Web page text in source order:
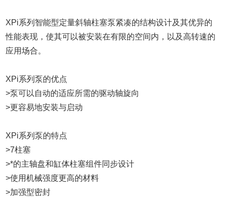
XPi系列智能型定量斜轴柱塞泵紧凑的结构设计及其优异的
性能表现，使其可以被安装在有限的空间内，以及高转速的
应用场合。
XPi系列泵的优点
>泵可以自动的适应所需的驱动轴旋向
>更容易地安装与启动
XPi系列泵的特点
>7柱塞
>*的主轴盘和缸体柱塞组件同步设计
>使用机械强度更高的材料
>加强型密封